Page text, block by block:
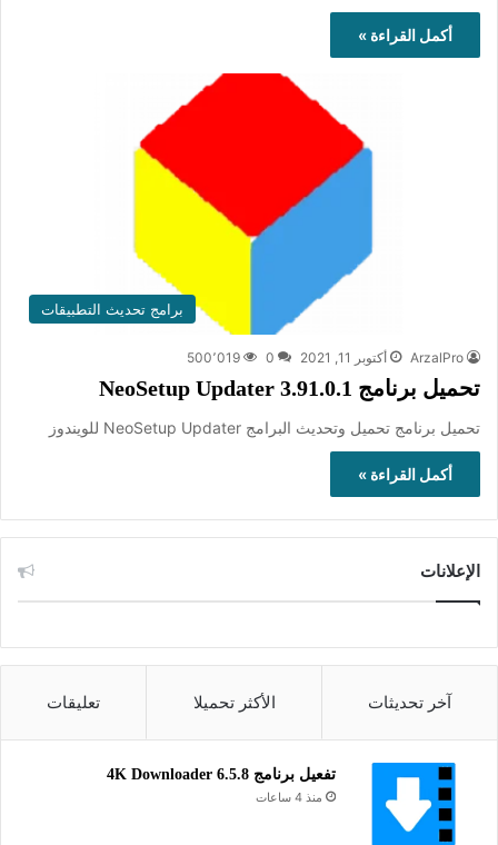
أكمل القراءة »
برامج تحديث التطبيقات
ArzalPro أكتوبر 11, 2021 0 500٬019
تحميل برنامج 3.91.0.1 NeoSetup Updater
تحميل برنامج تحميل وتحديث البرامج NeoSetup Updater للويندوز
أكمل القراءة »
الإعلانات
آخر تحديثات الأكثر تحميلا تعليقات
تفعيل برنامج 4K Downloader 6.5.8
منذ 4 ساعات